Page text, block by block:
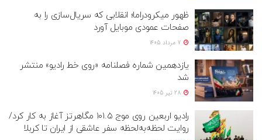
ظهور میکرودراما؛ انقلابی که سریال‌سازی را به
صفحات عمودی موبایل آورد
یازدهمین شماره فصلنامه «روی خط رادیو» منتشر
شد
رادیو اربعین روی موج ۱۰۱.۵ مگاهرتز آغاز به کار کرد/
روایت لحظه‌به‌لحظه سفر عاشقی از ایران تا کربلا